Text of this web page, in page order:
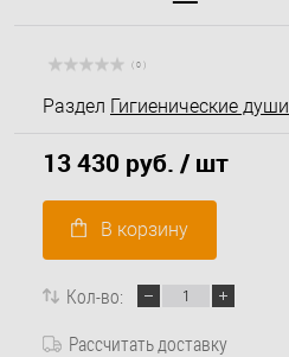
( 0 )
Раздел Гигиенические души
13 430 руб. / шт
В корзину
Кол-во:
Рассчитать доставку